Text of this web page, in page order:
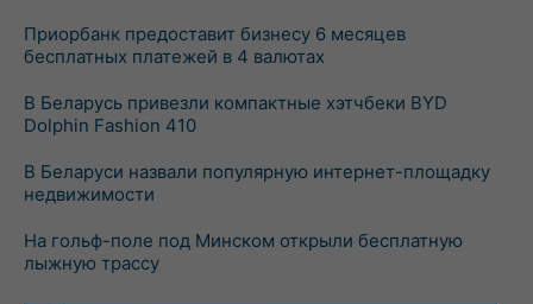
Приорбанк предоставит бизнесу 6 месяцев
бесплатных платежей в 4 валютах
В Беларусь привезли компактные хэтчбеки BYD
Dolphin Fashion 410
В Беларуси назвали популярную интернет-площадку
недвижимости
На гольф-поле под Минском открыли бесплатную
лыжную трассу